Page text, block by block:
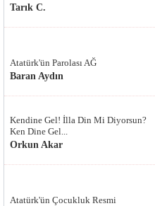
Tarık C.
Atatürk'ün Parolası AĞ
Baran Aydın
Kendine Gel! İlla Din Mi Diyorsun?
Ken Dine Gel...
Orkun Akar
Atatürk'ün Çocukluk Resmi